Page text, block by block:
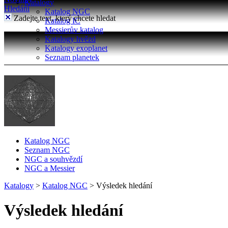
Katalogy
Katalog NGC
Katalog IC
Messierův katalog
Katalogy hvězd
Katalogy exoplanet
Seznam planetek
Hledání
Zadejte text, který chcete hledat
Katalog NGC
Seznam NGC
NGC a souhvězdí
NGC a Messier
Katalogy > Katalog NGC > Výsledek hledání
Výsledek hledání